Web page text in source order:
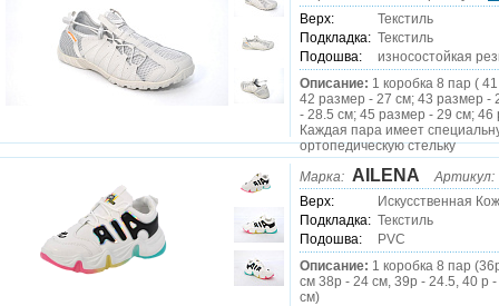
Верх:
Текстиль
Подкладка: Текстиль
Подошва:
износостойкая
Описание: 1 коробка 8 пар (
42 размер - 27 см; 43 размер -
- 28.5 см; 45 размер - 29 см; 46
Каждая пара имеет
ортопедическую стельку
Марка: AILENA
Артикул:
Верх:
Искусственная
Подкладка: Текстиль
Подошва:
PVC
Описание: 1 коробка 8 пар
см 38р - 24 см, 39р - 24.5, 40 р
см)